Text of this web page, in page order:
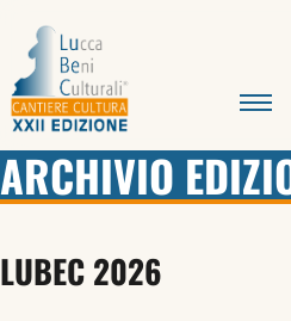
ARCHIVIO
LUBEC 2026